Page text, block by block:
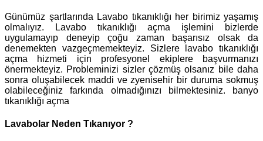
Günümüz şartlarında Lavabo tıkanıklığı her birimiz yaşamış
olmalıyız. Lavabo tıkanıklığı açma işlemini bizlerde
uygulamayıp deneyip çoğu zaman başarısız olsak da
denemekten vazgeçmemekteyiz. Sizlere lavabo tıkanıklığı
açma hizmeti için profesyonel ekiplere başvurmanızı
önermekteyiz. Probleminizi sizler çözmüş olsanız bile daha
sonra oluşabilecek maddi ve zyenisehir bir duruma sokmuş
olabileceğiniz farkında olmadığınızı bilmektesiniz. banyo
tıkanıklığı açma
Lavabolar Neden Tıkanıyor ?